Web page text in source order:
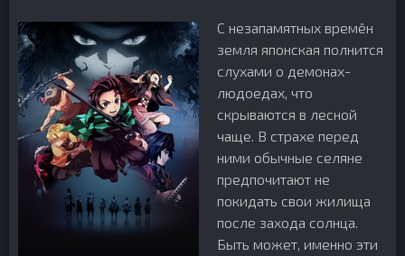
С незапамятных времён
земля японская полнится
слухами о демонах-
людоедах, что
скрываются в лесной
чаще. В страхе перед
ними обычные селяне
предпочитают не
покидать свои жилища
после захода солнца.
Быть может, именно эти